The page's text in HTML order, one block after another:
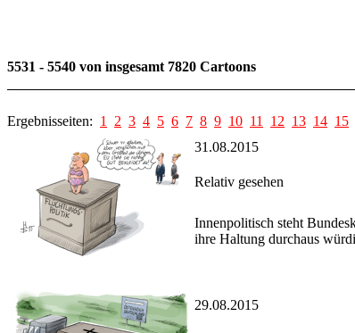
5531 - 5540 von insgesamt 7820 Cartoons
Ergebnisseiten: 1 2 3 4 5 6 7 8 9 10 11 12 13 14 15
31.08.2015
Relativ gesehen
Innenpolitisch steht
ihre Haltung durchaus
29.08.2015